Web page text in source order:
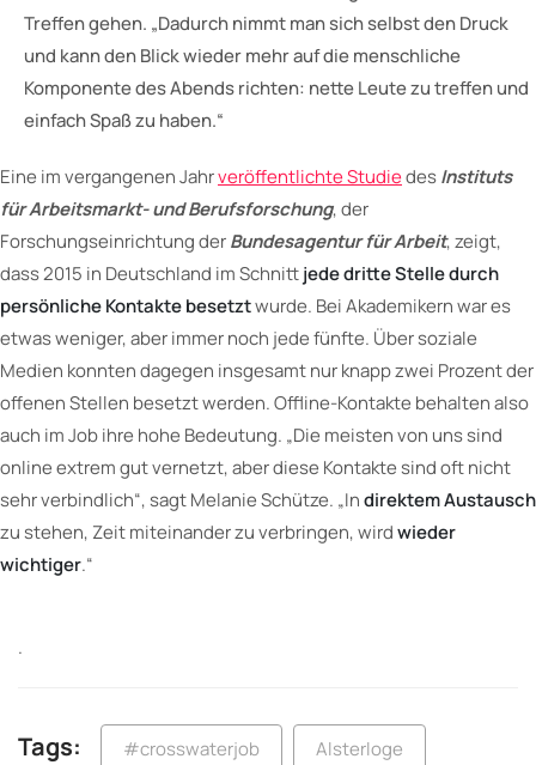
Treffen gehen. „Dadurch nimmt man sich selbst den Druck
und kann den Blick wieder mehr auf die menschliche
Komponente des Abends richten: nette Leute zu treffen und
einfach Spaß zu haben.“
Eine im vergangenen Jahrveröffentlichte StudiedesInstituts
für Arbeitsmarkt- und Berufsforschung, der
Forschungseinrichtung derBundesagentur für Arbeit, zeigt,
dass 2015 in Deutschland im Schnittjede dritte Stelle durch
persönliche Kontakte besetztwurde. Bei Akademikern war es
etwas weniger, aber immer noch jede fünfte. Über soziale
Medien konnten dagegen insgesamt nur knapp zwei Prozent der
offenen Stellen besetzt werden. Offline-Kontakte behalten also
auch im Job ihre hohe Bedeutung. „Die meisten von uns sind
online extrem gut vernetzt, aber diese Kontakte sind oft nicht
sehr verbindlich“, sagt Melanie Schütze. „Indirektem Austausch
zu stehen, Zeit miteinander zu verbringen, wirdwieder
wichtiger.“
.
Tags: #crosswaterjob Alsterloge